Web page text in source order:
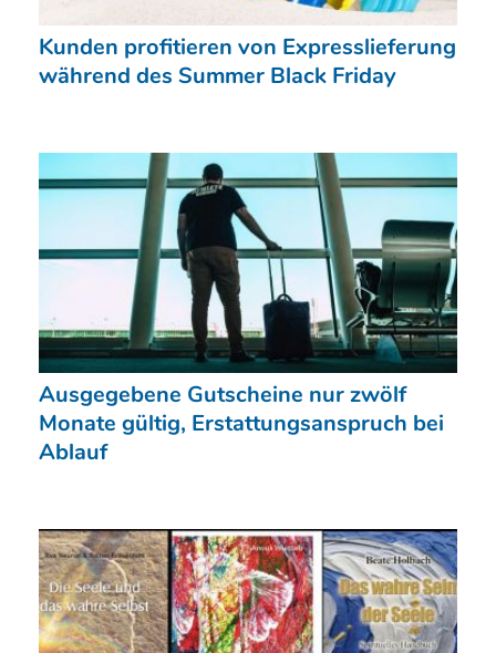
Kunden profitieren von Expresslieferung
während des Summer Black Friday
Ausgegebene Gutscheine nur zwölf
Monate gültig, Erstattungsanspruch bei
Ablauf